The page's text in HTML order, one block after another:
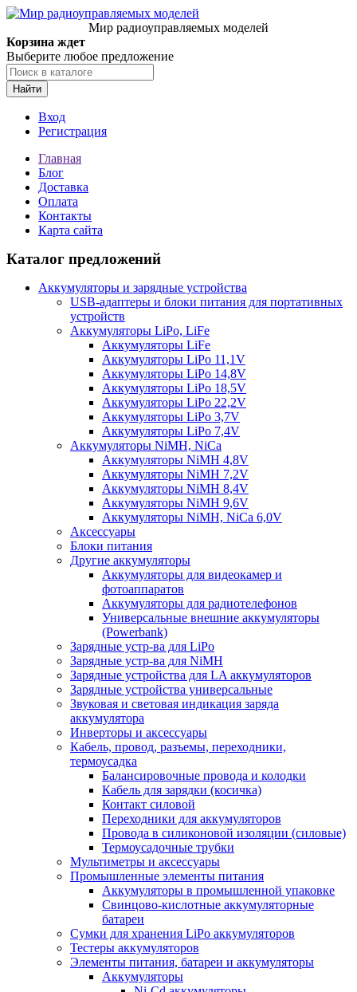
Мир радиоуправляемых моделей
Корзина ждет
Выберите любое предложение
Найти
Вход
Регистрация
Главная
Блог
Доставка
Оплата
Контакты
Карта сайта
Каталог предложений
Аккумуляторы и зарядные устройства
USB-адаптеры и блоки питания для портативных
устройств
Аккумуляторы LiPo, LiFe
Аккумуляторы LiFe
Аккумуляторы LiPo 11,1V
Аккумуляторы LiPo 14,8V
Аккумуляторы LiPo 18,5V
Аккумуляторы LiPo 22,2V
Аккумуляторы LiPo 3,7V
Аккумуляторы LiPo 7,4V
Аккумуляторы NiMH, NiCa
Аккумуляторы NiMH 4,8V
Аккумуляторы NiMH 7,2V
Аккумуляторы NiMH 8,4V
Аккумуляторы NiMH 9,6V
Аккумуляторы NiMH, NiCa 6,0V
Аксессуары
Блоки питания
Другие аккумуляторы
Аккумуляторы для видеокамер и
фотоаппаратов
Аккумуляторы для радиотелефонов
Универсальные внешние аккумуляторы
(Powerbank)
Зарядные устр-ва для LiPo
Зарядные устр-ва для NiMH
Зарядные устройства для LA аккумуляторов
Зарядные устройства универсальные
Звуковая и световая индикация заряда
аккумулятора
Инверторы и аксессуары
Кабель, провод, разъемы, переходники,
термоусадка
Балансировочные провода и колодки
Кабель для зарядки (косичка)
Контакт силовой
Переходники для аккумуляторов
Провода в силиконовой изоляции (силовые)
Термоусадочные трубки
Мультиметры и аксессуары
Промышленные элементы питания
Аккумуляторы в промышленной упаковке
Свинцово-кислотные аккумуляторные
батареи
Сумки для хранения LiPo аккумуляторов
Тестеры аккумуляторов
Элементы питания, батареи и аккумуляторы
Аккумуляторы